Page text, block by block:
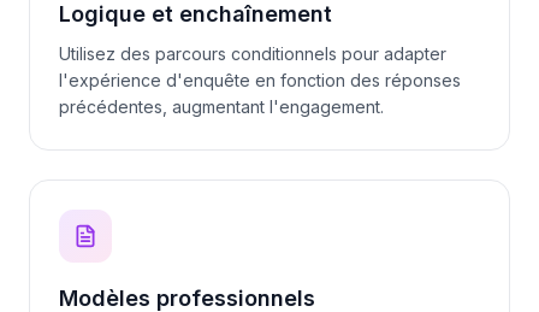
Logique et enchaînement
Utilisez des parcours conditionnels pour adapter
l'expérience d'enquête en fonction des réponses
précédentes, augmentant l'engagement.
Modèles professionnels